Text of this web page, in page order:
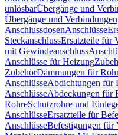
unlösbarÜbergänge und
Übergänge und
AnschlussdosenAnschlüsse
SteckanschlussErsatzteile für
mit Gewindeanschluss
Anschlüsse für Heizung
ZubehörDämmungen für
AnschlüsseAbdichtungen für
AnschlüsseAbdeckungen für
RohreSchutzrohre und
AnschlüsseErsatzteile für
AnschlüsseBefestigungen für